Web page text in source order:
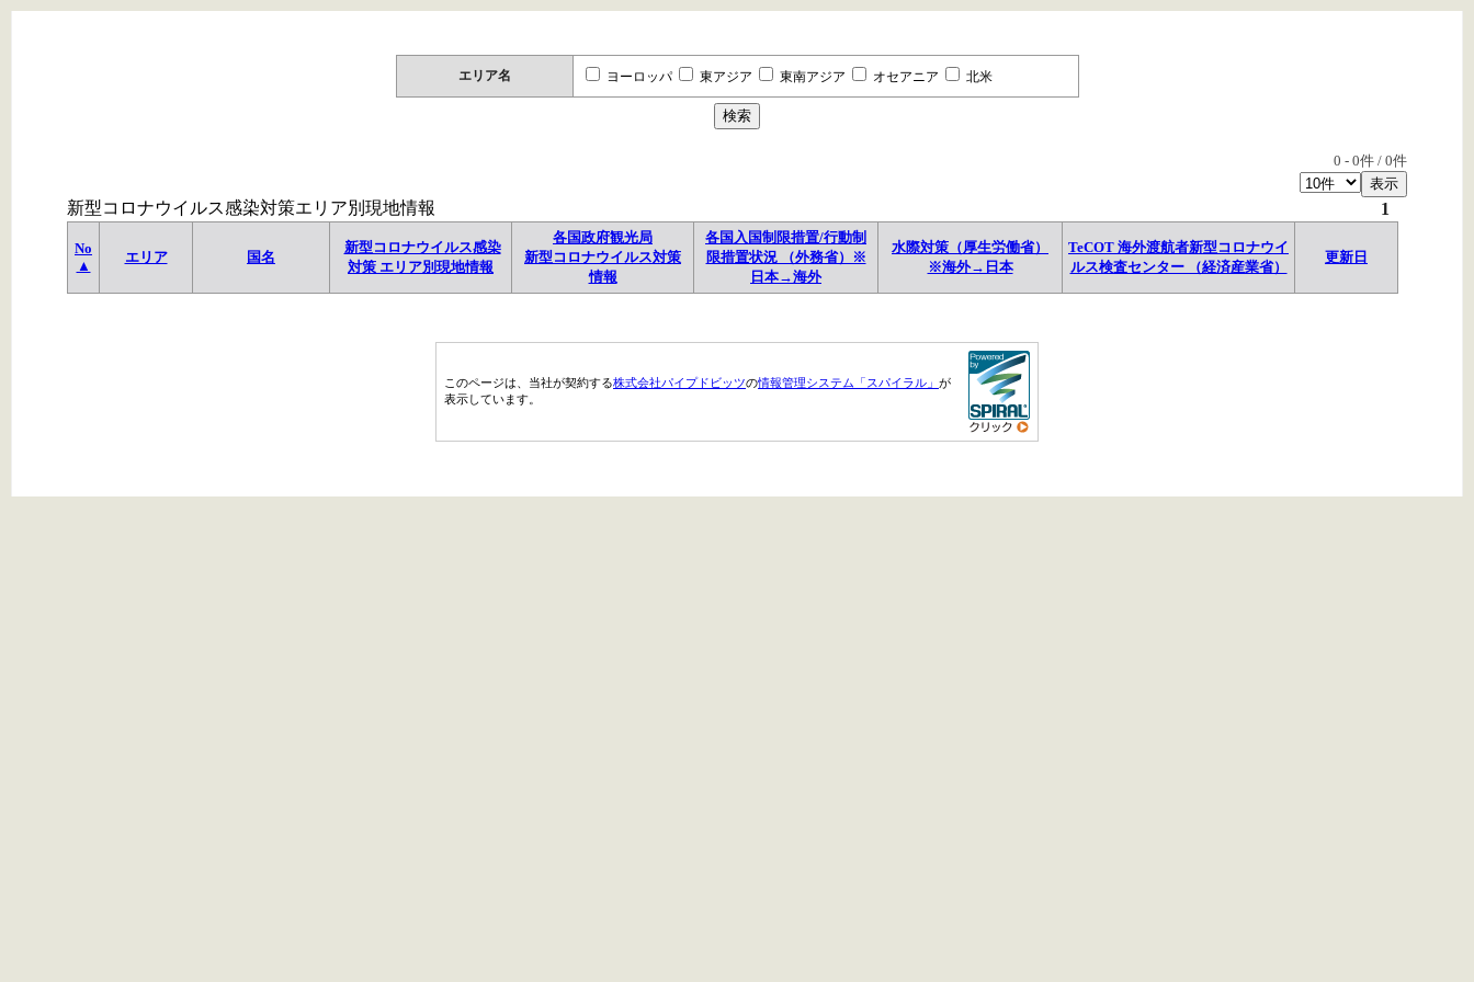
エリア名 ヨーロッパ 東アジア 東南アジア オセアニア 北米
0 - 0件 / 0件
新型コロナウイルス感染対策エリア別現地情報 1
No
▲
エリア 国名
新型コロナウイルス感染
対策 エリア別現地情報
各国政府観光局
新型コロナウイルス対策
情報
各国入国制限措置/行動制
限措置状況 （外務省）※
日本→海外
水際対策（厚生労働省）
※海外→日本
TeCOT 海外渡航者新型コロナウイ
ルス検査センター （経済産業省）
更新日
このページは、当社が契約する株式会社パイプドビッツの情報管理システム「スパイラル」 が
表示しています。